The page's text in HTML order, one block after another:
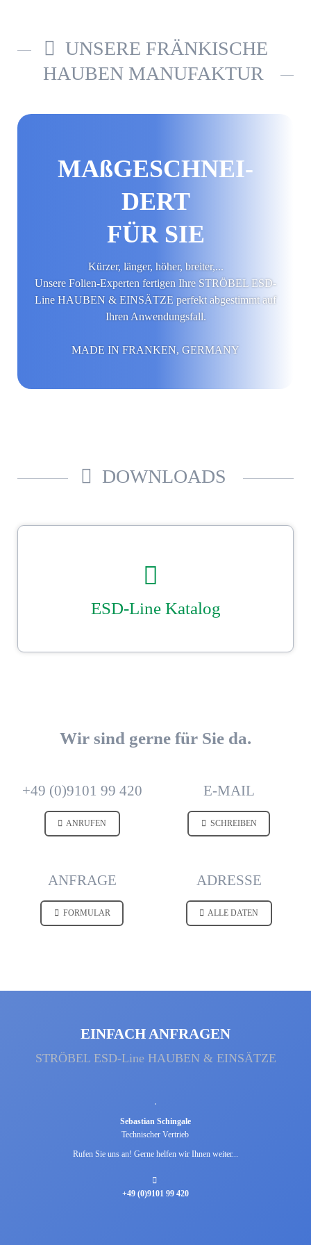
UNSERE FRÄNKISCHE
HAUBEN MANUFAKTUR
MAß­GE­SCHNEI­
DERT
FÜR SIE
Kürzer, länger, höher, breiter,...
Unsere Folien-Experten fertigen Ihre STRÖBEL ESD-
Line HAUBEN & EINSÄTZE perfekt abgestimmt auf
Ihren Anwendungsfall.
MADE IN FRANKEN, GERMANY
DOWNLOADS
Unser Ströbel ESD–Katalog. Beutel-, Einsätze und Hauben­konfektion
Sicher gut verpackt mit Ströbel.
Wir sind gerne für Sie da.
+49 (0)9101 99 420
ANRUFEN
E-MAIL
SCHREIBEN
ANFRAGE
FORMULAR
ADRESSE
ALLE DATEN
EINFACH ANFRAGEN
STRÖBEL ESD-Line HAUBEN & EINSÄTZE
Sebastian Schingale
Technischer Vertrieb
Rufen Sie uns an! Gerne helfen wir Ihnen weiter...
+49 (0)9101 99 420